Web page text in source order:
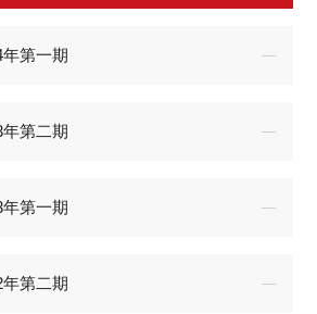
年第一期
年第二期
年第一期
年第二期